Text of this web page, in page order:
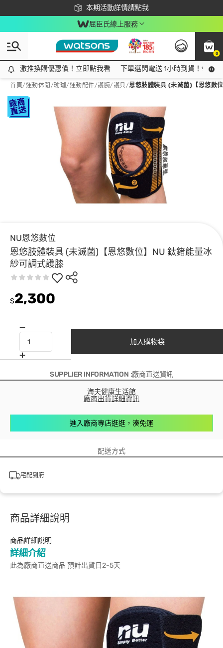
本期活動詳情請點我
下載app最高回饋$350
屈臣氏線上服務
0
激推換購優惠價！立即點我看
激推換購優惠價！立即點我看 下單選閃電送 1小時到貨！領神
首頁/運動休閒 /瑜珈/運動配件/護腕/護具/恩悠肢體裝具 (未滅菌)【恩悠數
NU恩悠數位
恩悠肢體裝具 (未滅菌)【恩悠數位】NU 鈦鍺能量冰
紗可調式護膝
$2,300
加入購物袋
SUPPLIER INFORMATION :廠商直送資訊
海夫健康生活館
廠商出貨詳細資訊
進入廠商專店逛逛，湊免運
配送方式
宅配到府
商品詳細說明
商品詳細說明
詳細介紹
此為廠商直送商品 預計出貨日2-5天